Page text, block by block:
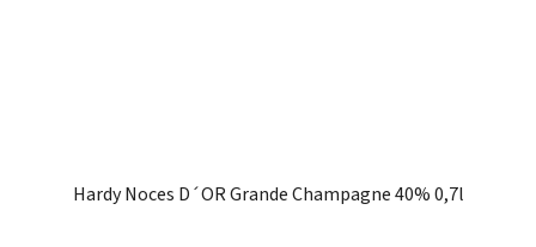
Hardy Noces D´OR Grande Champagne 40% 0,7l